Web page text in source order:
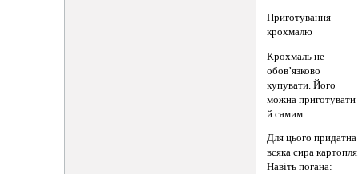
Приготування
крохмалю
Крохмаль не
обов’язково
купувати. Його
можна приготувати
й самим.
Для цього придатна
всяка сира
Навіть погана: